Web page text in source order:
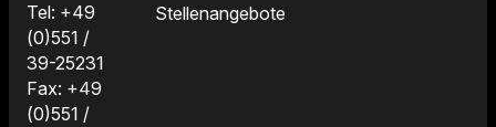
Tel: +49
(0)551 /
39-25231
Fax: +49
(0)551 /
Stellenangebote